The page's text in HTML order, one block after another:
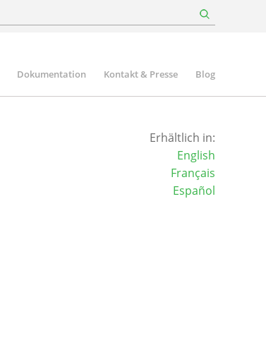
Dokumentation Kontakt & Presse Blog
Erhältlich in:
English
Français
Español